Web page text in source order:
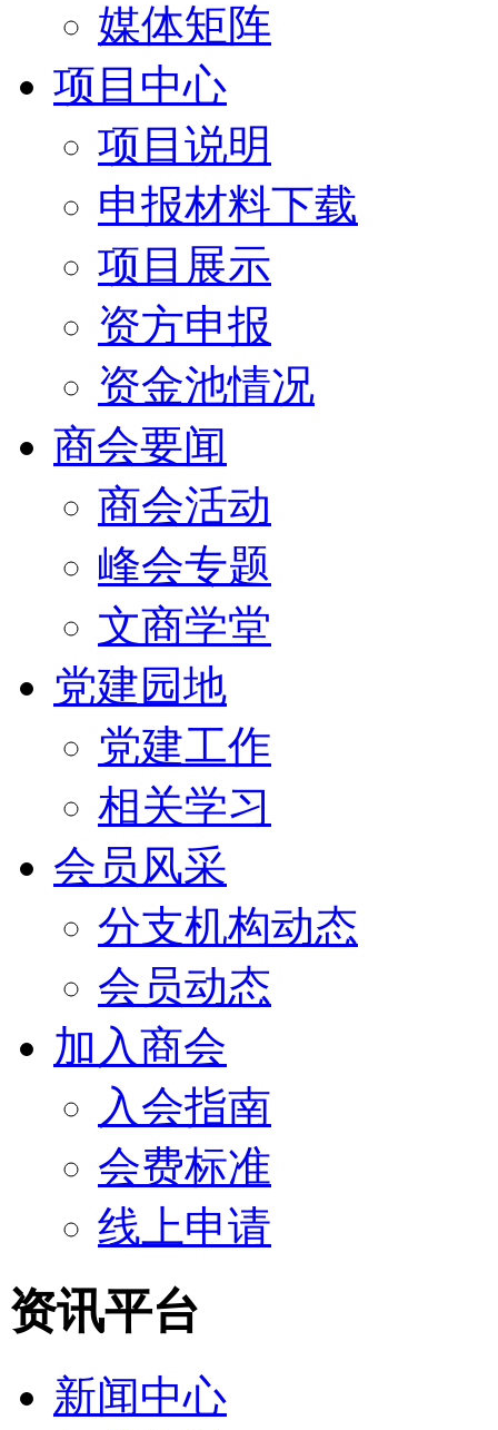
媒体矩阵
项目中心
项目说明
申报材料下载
项目展示
资方申报
资金池情况
商会要闻
商会活动
峰会专题
文商学堂
党建园地
党建工作
相关学习
会员风采
分支机构动态
会员动态
加入商会
入会指南
会费标准
线上申请
资讯平台
新闻中心